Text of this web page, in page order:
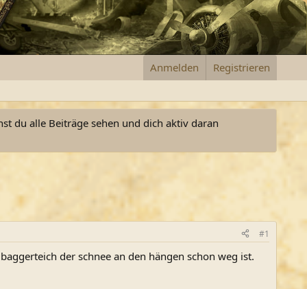
Anmelden Registrieren
du alle Beiträge sehen und dich aktiv daran
#1
der schnee an den hängen schon weg ist.